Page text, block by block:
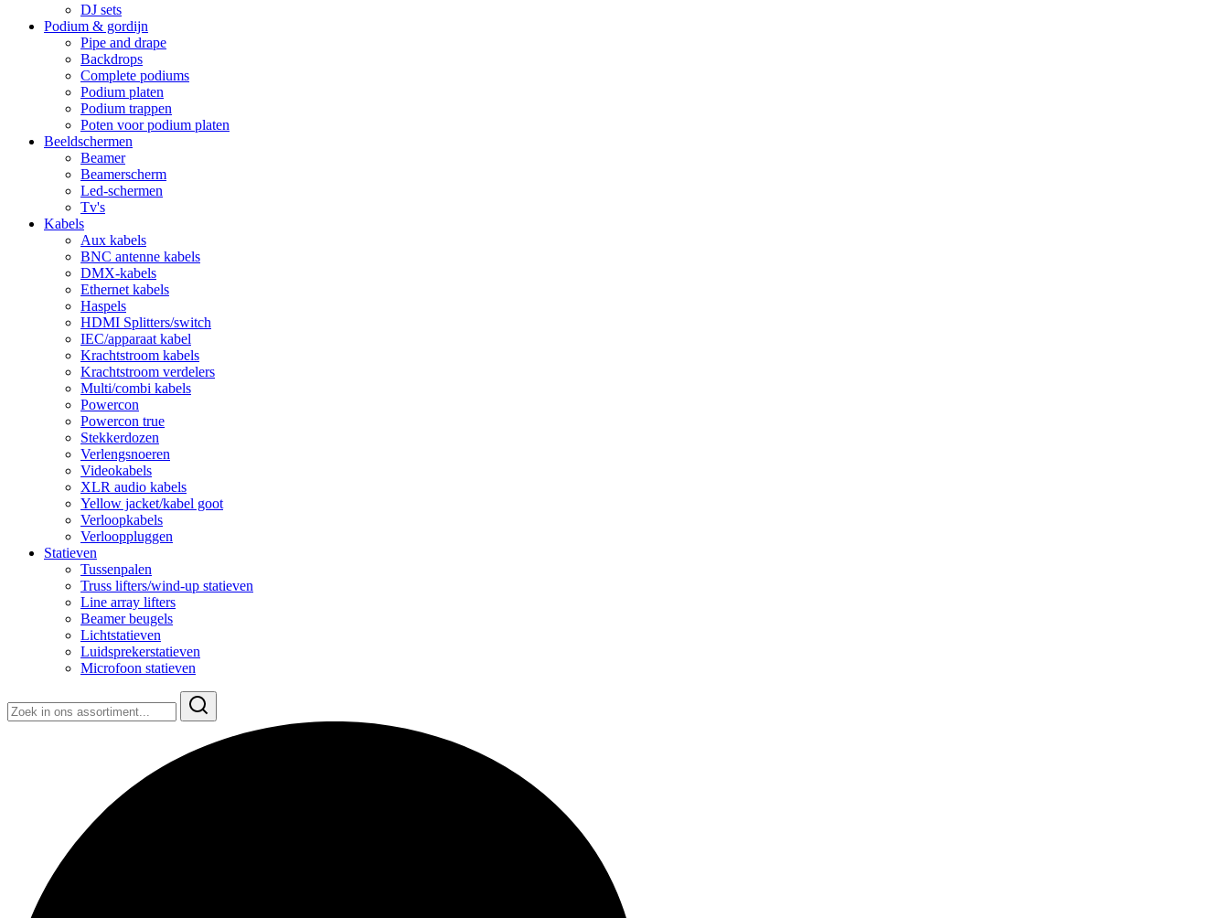
DJ sets
Podium & gordijn
Pipe and drape
Backdrops
Complete podiums
Podium platen
Podium trappen
Poten voor podium platen
Beeldschermen
Beamer
Beamerscherm
Led-schermen
Tv's
Kabels
Aux kabels
BNC antenne kabels
DMX-kabels
Ethernet kabels
Haspels
HDMI Splitters/switch
IEC/apparaat kabel
Krachtstroom kabels
Krachtstroom verdelers
Multi/combi kabels
Powercon
Powercon true
Stekkerdozen
Verlengsnoeren
Videokabels
XLR audio kabels
Yellow jacket/kabel goot
Verloopkabels
Verlooppluggen
Statieven
Tussenpalen
Truss lifters/wind-up statieven
Line array lifters
Beamer beugels
Lichtstatieven
Luidsprekerstatieven
Microfoon statieven
naar: